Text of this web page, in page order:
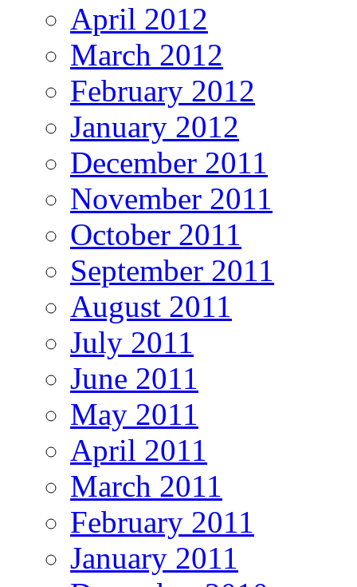
April 2012
March 2012
February 2012
January 2012
December 2011
November 2011
October 2011
September 2011
August 2011
July 2011
June 2011
May 2011
April 2011
March 2011
February 2011
January 2011